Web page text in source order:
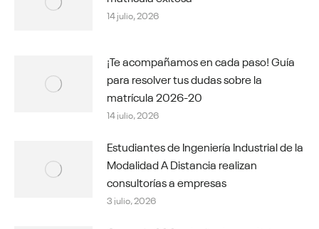
14 julio, 2026
¡Te acompañamos en cada paso! Guía
para resolver tus dudas sobre la
matrícula 2026-20
14 julio, 2026
Estudiantes de Ingeniería Industrial de la
Modalidad A Distancia realizan
consultorías a empresas
3 julio, 2026